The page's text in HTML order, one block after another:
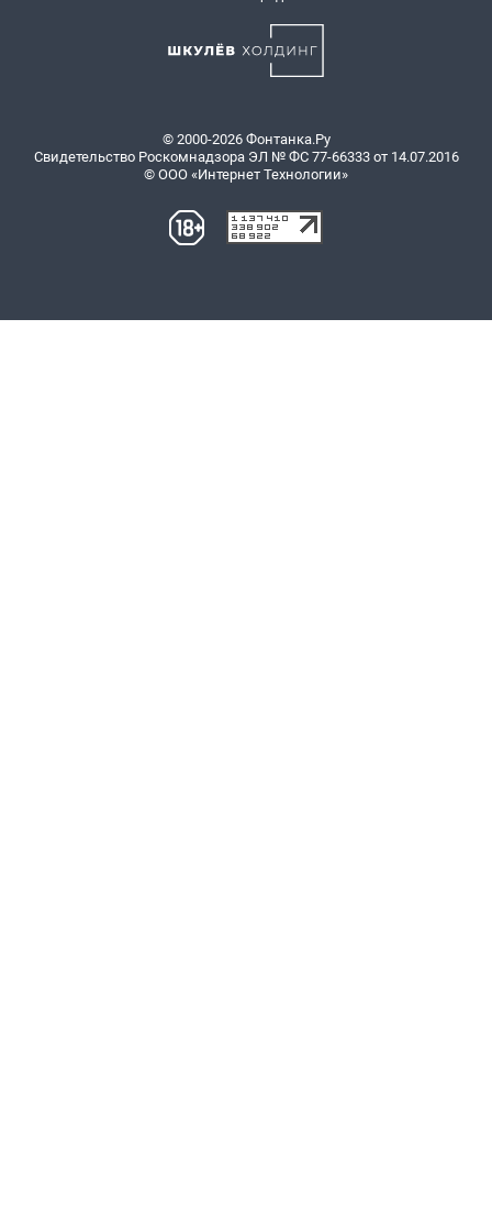
© 2000-2026 Фонтанка.Ру
Свидетельство Роскомнадзора ЭЛ № ФС 77-66333 от 14.07.2016
© ООО «Интернет Технологии»